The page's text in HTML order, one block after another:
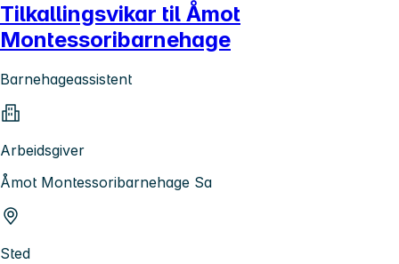
Tilkallingsvikar til Åmot
Montessoribarnehage
Barnehageassistent
Arbeidsgiver
Åmot Montessoribarnehage Sa
Sted